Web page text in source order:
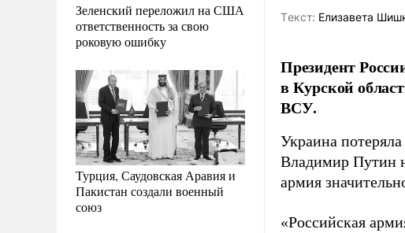
Зеленский переложил на США
ответственность за свою
роковую ошибку
Турция, Саудовская Аравия и
Пакистан создали военный
союз
Tекст: Елизавета
Президент
в Курской
ВСУ.
Украина
Владимир Путин
армия
«Российская